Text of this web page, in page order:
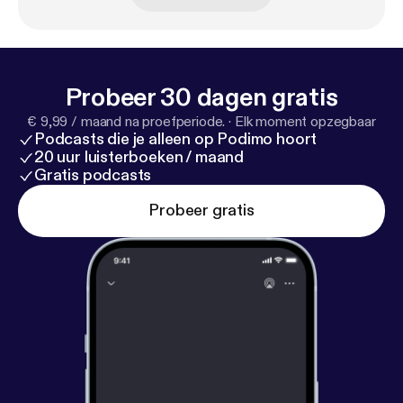
Probeer 30 dagen gratis
€ 9,99 / maand na proefperiode. · Elk moment opzegbaar
Podcasts die je alleen op Podimo hoort
20 uur luisterboeken / maand
Gratis podcasts
Probeer gratis